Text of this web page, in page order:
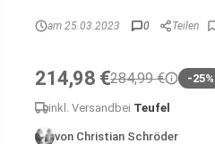
am 25.03.2023 0 Teilen
214,98 €284,99 € -25%
inkl. Versand bei Teufel
von Christian Schröder